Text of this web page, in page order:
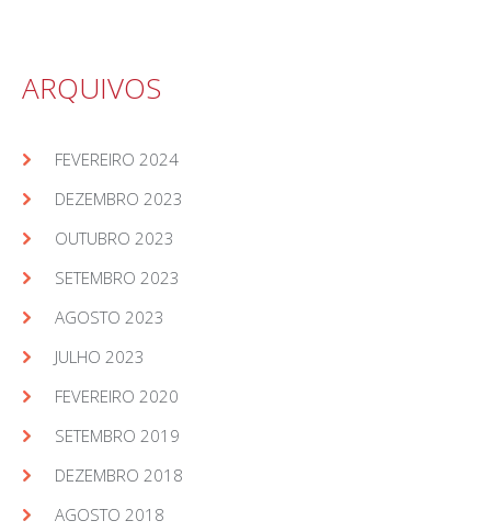
ARQUIVOS
FEVEREIRO 2024
DEZEMBRO 2023
OUTUBRO 2023
SETEMBRO 2023
AGOSTO 2023
JULHO 2023
FEVEREIRO 2020
SETEMBRO 2019
DEZEMBRO 2018
AGOSTO 2018